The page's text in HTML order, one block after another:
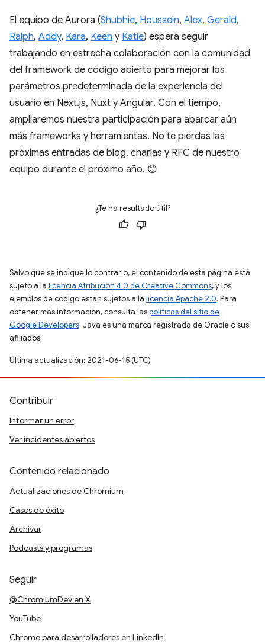
El equipo de Aurora (Shubhie, Houssein, Alex, Gerald,
Ralph, Addy, Kara, Keen y Katie) espera seguir
trabajando en estrecha colaboración con la comunidad
del framework de código abierto para mejorar los
parámetros predeterminada de la experiencia del
usuario en Next.js, Nuxt y Angular. Con el tiempo,
ampliaremos nuestra participación para abarcar aún
más frameworks y herramientas. No te pierdas las
próximas entradas de blog, charlas y RFC de nuestro
equipo durante el próximo año. 😊
¿Te ha resultado útil?
Salvo que se indique lo contrario, el contenido de esta página está
sujeto a la licencia Atribución 4.0 de Creative Commons, y los
ejemplos de código están sujetos a la licencia Apache 2.0. Para
obtener más información, consulta laspolíticas del sitio de
Google Developers. Java es una marca registrada de Oracle o sus
afiliados.
Última actualización: 2021-06-15 (UTC)
Contribuir
Informar un error
Ver incidentes abiertos
Contenido relacionado
Actualizaciones de Chromium
Casos de éxito
Archivar
Podcasts y programas
Seguir
@ChromiumDev en X
YouTube
Chrome para desarrolladores en LinkedIn